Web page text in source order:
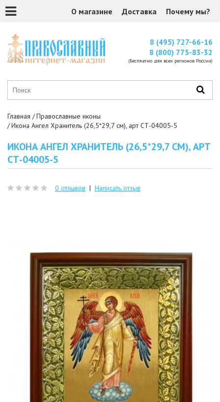
О магазине Доставка Почему мы?
8 (495) 727-66-16
8 (800) 775-83-32
(Бесплатно для всех регионов России)
Главная
Православные иконы
Икона Ангел Хранитель (26,5*29,7 см), арт СТ-04005-5
ИКОНА АНГЕЛ ХРАНИТЕЛЬ (26,5*29,7 СМ), АРТ
СТ-04005-5
0 отзывов | Написать отзыв